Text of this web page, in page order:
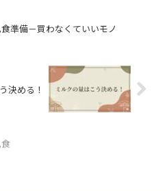
準備－買わなくていいモノ
決める！